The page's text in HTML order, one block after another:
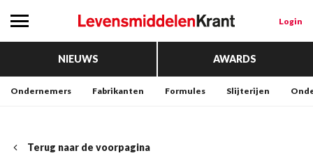
Login
NIEUWS AWARDS
Ondernemers Fabrikanten Formules Slijterijen
Terug naar de voorpagina